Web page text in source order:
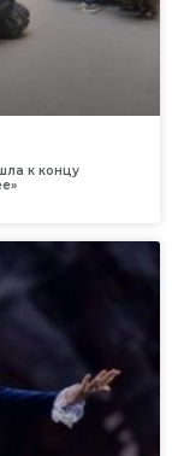
к концу